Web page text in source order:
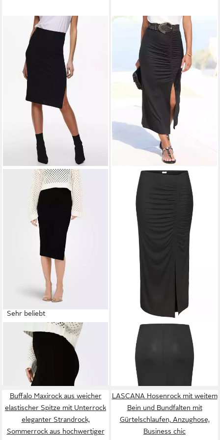
Sehr beliebt
ONLYJerseyrock ONLEMMA
– Bleistiftrock mit Stretch und
Seitenschlitz regular fit,
casual, Jersey, Materialmix
ab 14,99 €
LASCANA
Jerseyrock mit
seitlicher Raffung und Schlitz
aus Viskose luftiger Midirock,
leichter Sommerrock in
Midilänge, Strandrock
Buffalo Maxirock aus weicher
elastischer Spitze mit Unterrock
eleganter Strandrock,
Sommerrock aus hochwertiger
LASCANA Hosenrock mit weitem
Bein und Bundfalten mit
Gürtelschlaufen, Anzughose,
Business chic